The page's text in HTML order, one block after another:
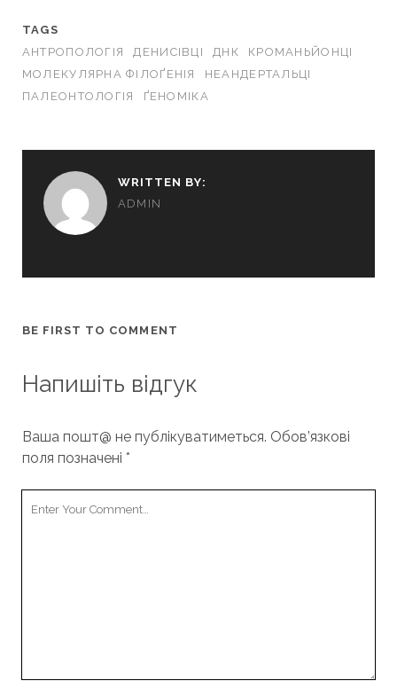
TAGS
АНТРОПОЛОГІЯ
ДЕНИСІВЦІ ДНК
КРОМАНЬЙОНЦІ
МОЛЕКУЛЯРНА ФІЛОҐЕНІЯ
НЕАНДЕРТАЛЬЦІ
ПАЛЕОНТОЛОГІЯ
ҐЕНОМІКА
WRITTEN BY:
ADMIN
BE FIRST TO COMMENT
Напишіть відгук
Ваша пошт@ не публікуватиметься. Обов’язкові
поля позначені *